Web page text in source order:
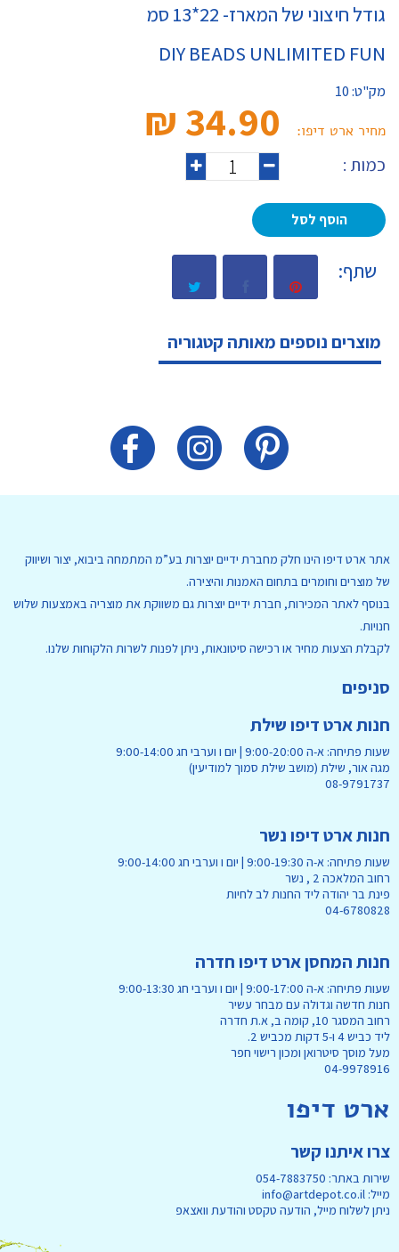
גודל חיצוני של המארז- 22*13 סמ
DIY BEADS UNLIMITED FUN
מק"ט:10
מחיר ארט דיפו: 34.90 ₪‎
כמות :
הוסף לסל
שתף:
מוצרים נוספים מאותה קטגוריה
אתר ארט דיפו הינו חלק מחברת ידיים יוצרות בע”מ המתמחה ביבוא, יצור ושיווק
של מוצרים וחומרים בתחום האמנות והיצירה.
בנוסף לאתר המכירות, חברת ידיים יוצרות גם משווקת את מוצריה באמצעות שלוש
חנויות.
לקבלת הצעות מחיר או רכישה סיטונאות, ניתן לפנות לשרות הלקוחות שלנו.
סניפים
חנות ארט דיפו שילת
שעות פתיחה: א-ה 9:00-20:00 | יום ו וערבי חג 9:00-14:00
מגה אור, שילת (מושב שילת סמוך למודיעין)
08-9791737
חנות ארט דיפו נשר
שעות פתיחה: א-ה 9:00-19:30 | יום ו וערבי חג 9:00-14:00
רחוב המלאכה 2 , נשר
פינת בר יהודה ליד החנות לב לחיות
04-6780828
חנות המחסן ארט דיפו חדרה
שעות פתיחה: א-ה 9:00-17:00 | יום ו וערבי חג 9:00-13:30
חנות חדשה וגדולה עם מבחר עשיר
רחוב המסגר 10, קומה ב, א.ת חדרה
ליד כביש 4 ו-5 דקות מכביש 2.
מעל מוסך סיטרואן ומכון רישוי חפר
04-9978916
ארט דיפו
צרו איתנו קשר
שירות באתר: 054-7883750
מייל: info@artdepot.co.il
ניתן לשלוח מייל, הודעה טקסט והודעת וואצאפ